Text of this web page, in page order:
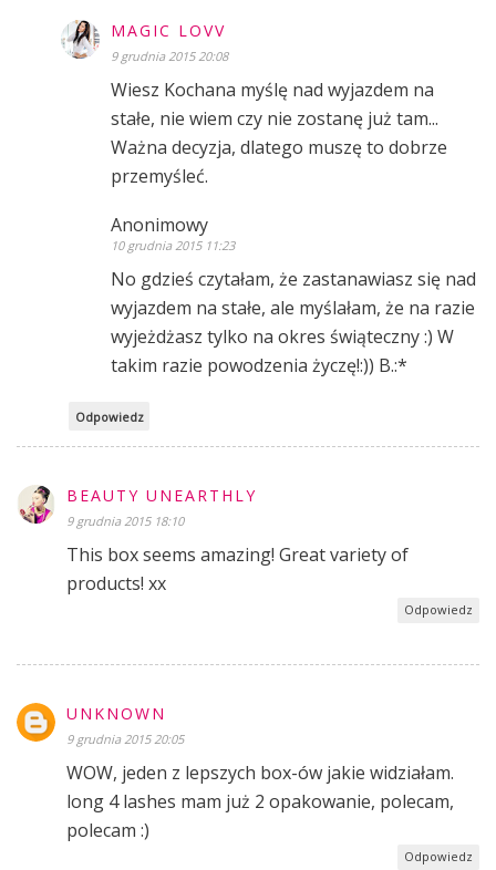
MAGIC LOVV
9 grudnia 2015 20:08
Wiesz Kochana myślę nad wyjazdem na
stałe, nie wiem czy nie zostanę już tam...
Ważna decyzja, dlatego muszę to dobrze
przemyśleć.
Anonimowy
10 grudnia 2015 11:23
No gdzieś czytałam, że zastanawiasz się nad
wyjazdem na stałe, ale myślałam, że na razie
wyjeżdżasz tylko na okres świąteczny :) W
takim razie powodzenia życzę!:)) B.:*
Odpowiedz
BEAUTY UNEARTHLY
9 grudnia 2015 18:10
This box seems amazing! Great variety of
products! xx
Odpowiedz
UNKNOWN
9 grudnia 2015 20:05
WOW, jeden z lepszych box-ów jakie widziałam.
long 4 lashes mam już 2 opakowanie, polecam,
polecam :)
Odpowiedz